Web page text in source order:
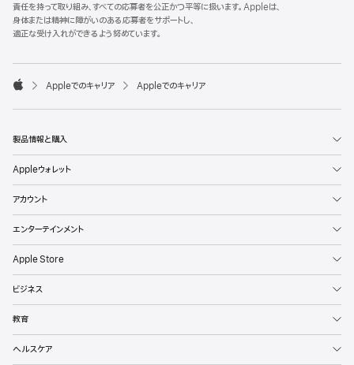
p
l
e
o
t
責任を持って取り組み、すべての応募者を公正かつ平等に扱います。Appleは、
身体または精神に障がいのある応募者をサポートし、
適正な受け入れができるよう努めています。

p
l
Appleでのキャリア Appleでのキャリア
製品情報と購入
Appleウォレット
アカウント
エンターテインメント
Apple Store
ビジネス
教育
ヘルスケア